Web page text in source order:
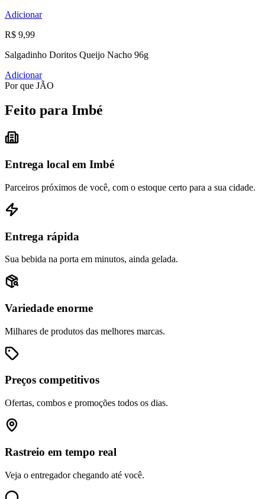
Adicionar
R$ 9,99
Salgadinho Doritos Queijo Nacho 96g
Adicionar
Por que JÃO
Feito para Imbé
Entrega local em Imbé
Parceiros próximos de você, com o estoque certo para a sua cidade.
Entrega rápida
Sua bebida na porta em minutos, ainda gelada.
Variedade enorme
Milhares de produtos das melhores marcas.
Preços competitivos
Ofertas, combos e promoções todos os dias.
Rastreio em tempo real
Veja o entregador chegando até você.